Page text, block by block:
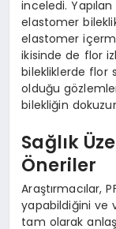
inceledi.
elastomer
elastomer
ikisinde de flor
bilekliklerde flor
olduğu
bilekliğin
Sağlık
Öneriler
Araştırmacılar,
yapabildiğini ve
tam olarak